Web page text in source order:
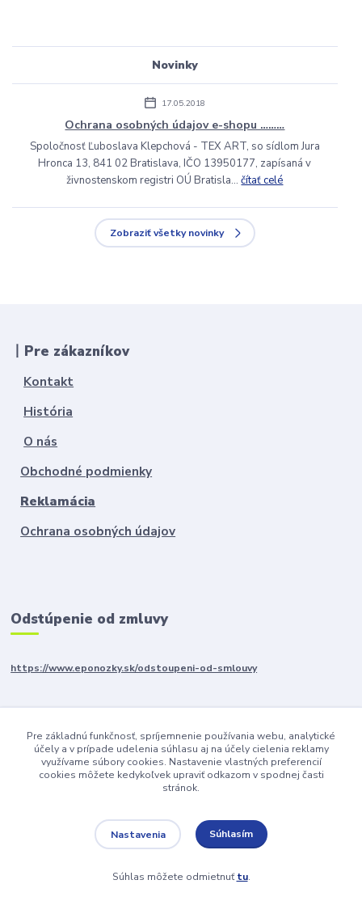
Novinky
17.05.2018
Ochrana osobných údajov e-shopu ………
Spoločnosť Ľuboslava Klepchová - TEX ART, so sídlom Jura
Hronca 13, 841 02 Bratislava, IČO 13950177, zapísaná v
živnostenskom registri OÚ Bratisla...čítať celé
Zobraziť všetky novinky
丨Pre zákazníkov
Kontakt
História
O nás
Obchodné podmienky
Reklamácia
Ochrana osobných údajov
Odstúpenie od zmluvy
https://www.eponozky.sk/odstoupeni-od-smlouvy
Upravit sběr cookies.
Vytvorené na Eshop-rychlo.sk
Pre základnú funkčnosť, spríjemnenie používania webu, analytické
účely a v prípade udelenia súhlasu aj na účely cielenia reklamy
využívame súbory cookies. Nastavenie vlastných preferencií
cookies môžete kedykoľvek upraviť odkazom v spodnej časti
stránok.
Nastavenia Súhlasím
Súhlas môžete odmietnuťtu.